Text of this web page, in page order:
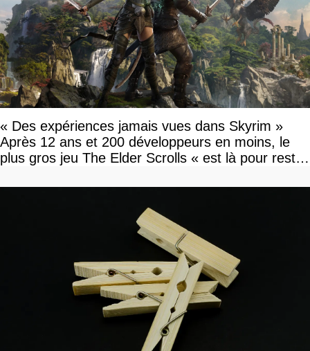
« Des expériences jamais vues dans Skyrim »
Après 12 ans et 200 développeurs en moins, le
plus gros jeu The Elder Scrolls « est là pour rester